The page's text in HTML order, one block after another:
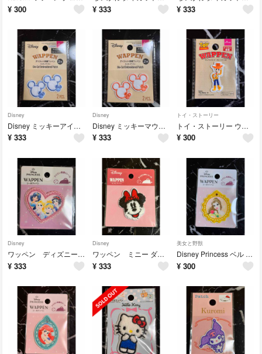
¥ 300 ¥ 333 ¥ 333
Disney
Disney ミッキーアイコン 2枚セットワッペン ディズニー ダイソー セリア
¥ 333
Disney
Disney ミッキーマウス ワッペン ミッキー 2P ダイソー アイコン
¥ 333
トイ・ストーリー
トイ・ストーリー ウッディ アイロン ワッペン ディズニー ダイソー DAISO
¥ 300
Disney
ワッペン ディズニープリンセス ダイソー DAISO セリア
¥ 333
Disney
ワッペン ミニー ダイソー ディズニー DAISO セリア もこもこ
¥ 333
美女と野獣
Disney Princess ベル ワッペン プリンセス ディズニープリンセス
¥ 300